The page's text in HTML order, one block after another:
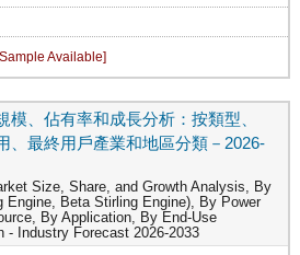
模、佔有率和成長分析：按類型、
、最終用戶產業和地區分類－2026-
Size, Share, and Growth Analysis, By
Engine, Beta Stirling Engine), By Power
By Application, By End-Use
- Industry Forecast 2026-2033